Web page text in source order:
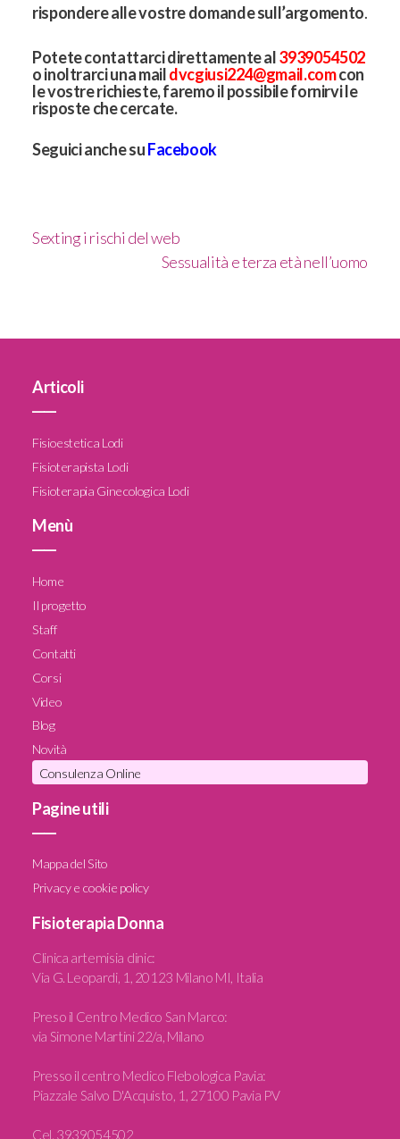
rispondere alle vostre domande sull’argomento.
Potete contattarci direttamente al3939054502
o inoltrarci una maildvcgiusi224@gmail.comcon
le vostre richieste, faremo il possibile fornirvi le
risposte che cercate.
Seguici anche suFacebook
Sexting i rischi del web
Sessualità e terza età nell’uomo
Articoli
Fisioestetica Lodi
Fisioterapista Lodi
Fisioterapia Ginecologica Lodi
Menù
Home
Il progetto
Staff
Contatti
Corsi
Video
Blog
Novità
Consulenza Online
Pagine utili
Mappa del Sito
Privacy e cookie policy
Fisioterapia Donna
Clinica artemisia clinic:
Via G. Leopardi, 1, 20123 Milano MI, Italia
Preso il Centro Medico San Marco:
via Simone Martini 22/a, Milano
Presso il centro Medico Flebologica Pavia:
Piazzale Salvo D'Acquisto, 1, 27100 Pavia PV
Cel. 3939054502